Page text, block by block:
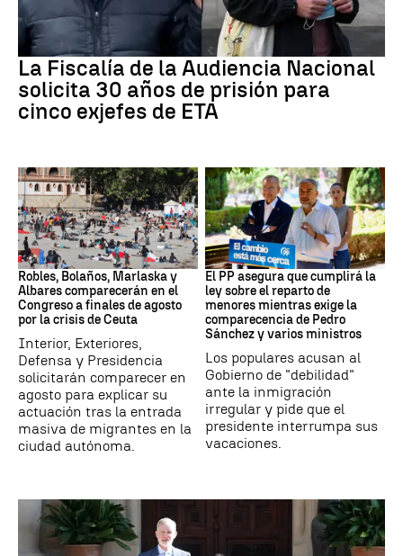
ETA
La Fiscalía de la Audiencia Nacional
solicita 30 años de prisión para
cinco exjefes de ETA
Crisis migratoria
Robles, Bolaños, Marlaska y
Albares comparecerán en el
Congreso a finales de agosto
por la crisis de Ceuta
Interior, Exteriores,
Defensa y Presidencia
solicitarán comparecer en
agosto para explicar su
actuación tras la entrada
masiva de migrantes en la
ciudad autónoma.
Crisis migratoria
El PP asegura que cumplirá la
ley sobre el reparto de
menores mientras exige la
comparecencia de Pedro
Sánchez y varios ministros
Los populares acusan al
Gobierno de "debilidad"
ante la inmigración
irregular y pide que el
presidente interrumpa sus
vacaciones.